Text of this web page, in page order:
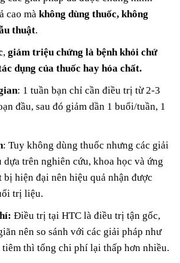
cao màkhông dùng thuốc, không
thuật.
,giảm triệu chứng là bệnh khỏi chứ
dụng của thuốc hay hóa chất.
: 1 tuần bạn chỉ cần điều trị từ 2-3
đầu, sau đó giảm dần 1 buổi/tuần, 1
: Tuy không dùng thuốc nhưng các giải
dựa trên nghiên cứu, khoa học và ứng
hiện đại nên hiệu quả nhận được
trị liệu.
Điều trị tại HTC là điều trị tận gốc,
nên so sánh với các giải pháp như
thì tổng chi phí lại thấp hơn nhiều.